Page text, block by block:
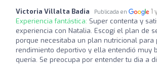
Victoria Villalta Badia Publicada en 1
Experiencia fantástica: Super contenta y
experiencia con Natalia. Escogí el plan de
porque necesitaba un plan nutricional para
rendimiento deportivo y ella entendió muy
quería. Se preocupa por entender tu dia a